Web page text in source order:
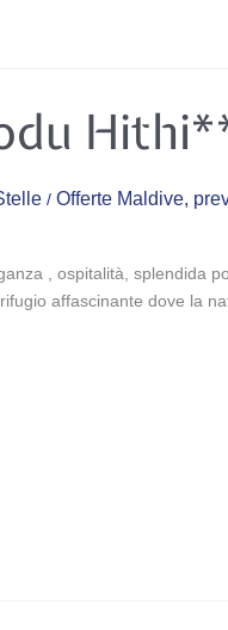
/ Offerte Maldive,
, ospitalità, splendida
affascinante dove la